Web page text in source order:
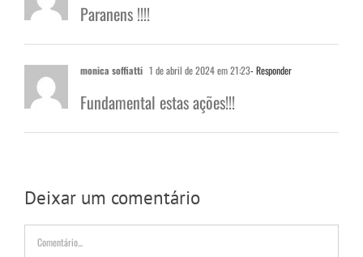
Paranens !!!!
monica soffiatti 1 de abril de 2024 em 21:23- Responder
Fundamental estas ações!!!
Deixar um comentário
Comentário